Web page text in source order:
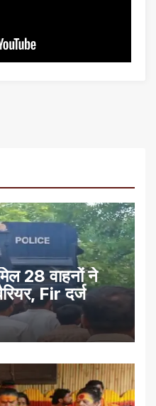
28 वाहनों ने
Fir दर्ज